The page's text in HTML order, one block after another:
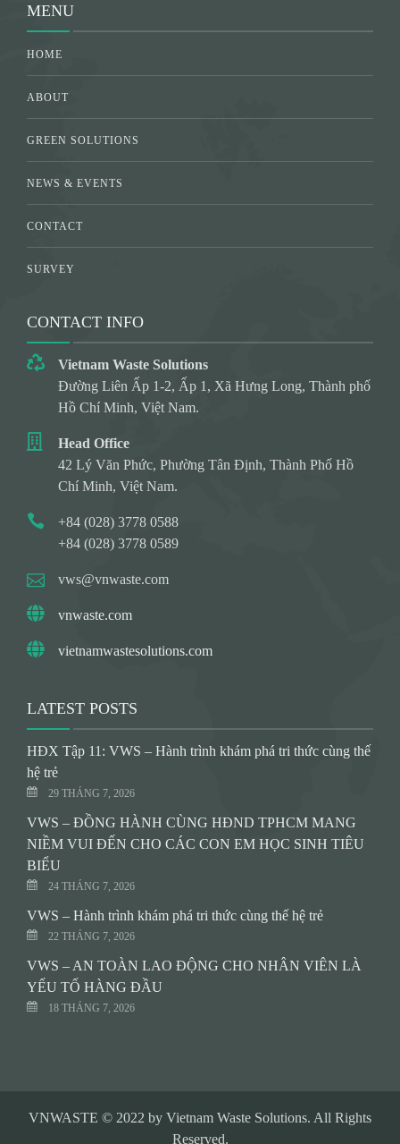
MENU
HOME
ABOUT
GREEN SOLUTIONS
NEWS & EVENTS
CONTACT
SURVEY
CONTACT INFO
Vietnam Waste Solutions
Đường Liên Ấp 1-2, Ấp 1, Xã Hưng Long, Thành phố
Hồ Chí Minh, Việt Nam.
Head Office
42 Lý Văn Phức, Phường Tân Định, Thành Phố Hồ
Chí Minh, Việt Nam.
+84 (028) 3778 0588
+84 (028) 3778 0589
vws@vnwaste.com
vnwaste.com
vietnamwastesolutions.com
LATEST POSTS
HĐX Tập 11: VWS – Hành trình khám phá tri thức cùng thế
hệ trẻ
29 THÁNG 7, 2026
VWS – ĐỒNG HÀNH CÙNG HĐND TPHCM MANG
NIỀM VUI ĐẾN CHO CÁC CON EM HỌC SINH TIÊU
BIỂU
24 THÁNG 7, 2026
VWS – Hành trình khám phá tri thức cùng thế hệ trẻ
22 THÁNG 7, 2026
VWS – AN TOÀN LAO ĐỘNG CHO NHÂN VIÊN LÀ
YẾU TỐ HÀNG ĐẦU
18 THÁNG 7, 2026
VNWASTE © 2022 by Vietnam Waste Solutions. All Rights
Reserved.